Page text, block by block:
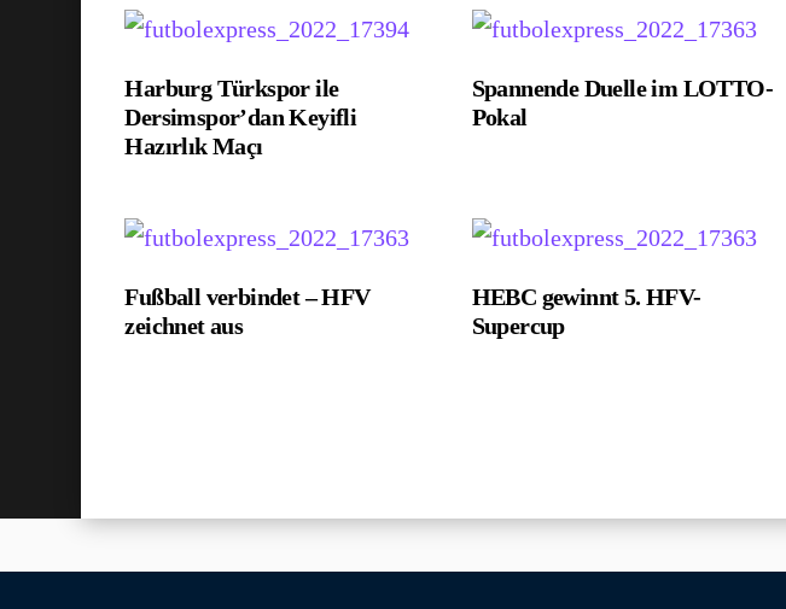
Harburg Türkspor ile
Dersimspor’dan Keyifli
Hazırlık Maçı
Spannende Duelle im LOTTO-
Pokal
Fußball verbindet – HFV
zeichnet aus
HEBC gewinnt 5. HFV-
Supercup